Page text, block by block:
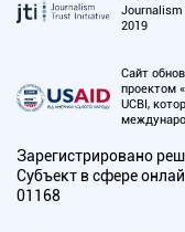
Journalism
2019
Сайт
проектом
UCBI,
Зарегистрировано
Субъект в сфере
01168